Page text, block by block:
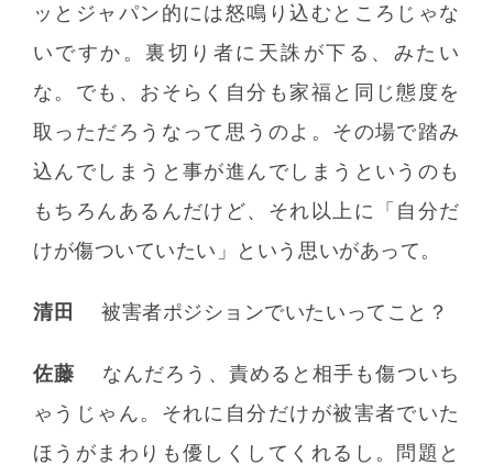
ッとジャパン的には怒鳴り込むところじゃな
いですか。裏切り者に天誅が下る、みたい
な。でも、おそらく自分も家福と同じ態度を
取っただろうなって思うのよ。その場で踏み
込んでしまうと事が進んでしまうというのも
もちろんあるんだけど、それ以上に「自分だ
けが傷ついていたい」という思いがあって。
清田 被害者ポジションでいたいってこと？
佐藤
なんだろう、責めると相手も傷ついち
ゃうじゃん。それに自分だけが被害者でいた
ほうがまわりも優しくしてくれるし。問題と